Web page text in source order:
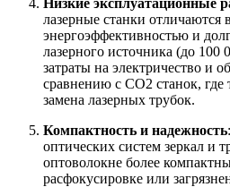
Низкие эксплуатационные
лазерные станки отличаются
энергоэффективностью и
лазерного источника (до 100
затраты на электричество и
сравнению с СО2 станок, где
замена лазерных трубок.
Компактность и надежность
оптических систем зеркал и
оптоволокне более
расфокусировке или